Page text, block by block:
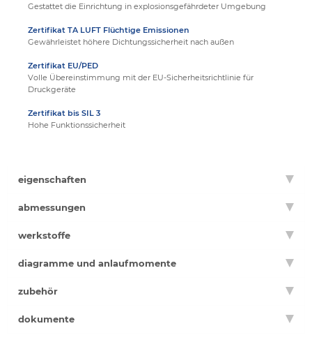
Gestattet die Einrichtung in explosionsgefährdeter Umgebung
Zertifikat TA LUFT Flüchtige Emissionen
Gewährleistet höhere Dichtungssicherheit nach außen
Zertifikat EU/PED
Volle Übereinstimmung mit der EU-Sicherheitsrichtlinie für
Druckgeräte
Zertifikat bis SIL 3
Hohe Funktionssicherheit
eigenschaften
abmessungen
werkstoffe
diagramme und anlaufmomente
zubehör
dokumente